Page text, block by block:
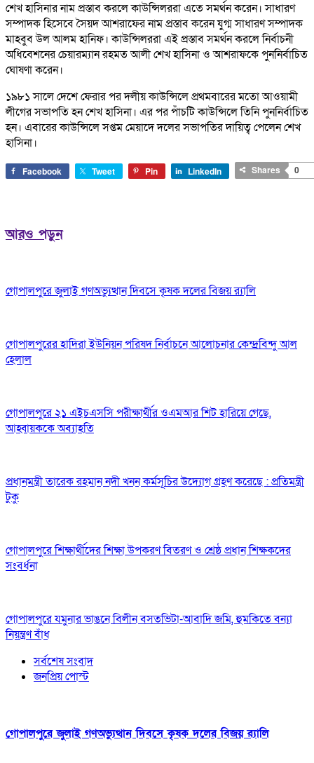
শেখ হাসিনার নাম প্রস্তাব করলে কাউন্সিলররা এতে সমর্থন করেন। সাধারণ
সম্পাদক হিসেবে সৈয়দ আশরাফের নাম প্রস্তাব করেন যুগ্ম সাধারণ সম্পাদক
মাহবুব উল আলম হানিফ। কাউন্সিলররা এই প্রস্তাব সমর্থন করলে নির্বাচনী
অধিবেশনের চেয়ারম্যান রহমত আলী শেখ হাসিনা ও আশরাফকে পুননির্বাচিত
ঘোষণা করেন।
১৯৮১ সালে দেশে ফেরার পর দলীয় কাউন্সিলে প্রথমবারের মতো আওয়ামী
লীগের সভাপতি হন শেখ হাসিনা। এর পর পাঁচটি কাউন্সিলে তিনি পুননির্বাচিত
হন। এবারের কাউন্সিলে সপ্তম মেয়াদে দলের সভাপতির দায়িত্ব পেলেন শেখ
হাসিনা।
Facebook Tweet Pin LinkedIn Shares 0
আরও পড়ুন
গোপালপুরে জুলাই গণঅভ্যুত্থান দিবসে কৃষক দলের বিজয় র‍্যালি
গোপালপুরের হাদিরা ইউনিয়ন পরিষদ নির্বাচনে আলোচনার কেন্দ্রবিন্দু আল
হেলাল
গোপালপুরে ২১ এইচএসসি পরীক্ষার্থীর ওএমআর শিট হারিয়ে গেছে,
আহ্বায়ককে অব্যাহতি
প্রধানমন্ত্রী তারেক রহমান নদী খনন কর্মসূচির উদ্যোগ গ্রহণ করেছে : প্রতিমন্ত্রী
টুকু
গোপালপুরে শিক্ষার্থীদের শিক্ষা উপকরণ বিতরণ ও শ্রেষ্ঠ প্রধান শিক্ষকদের
সংবর্ধনা
গোপালপুরে যমুনার ভাঙনে বিলীন বসতভিটা-আবাদি জমি, হুমকিতে বন্যা
নিয়ন্ত্রণ বাঁধ
সর্বশেষ সংবাদ
জনপ্রিয় পোস্ট
গোপালপুরে জুলাই গণঅভ্যুত্থান দিবসে কৃষক দলের বিজয় র‍্যালি